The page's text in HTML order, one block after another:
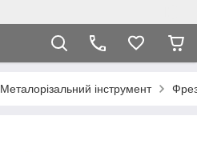
Металорізальний інструмент